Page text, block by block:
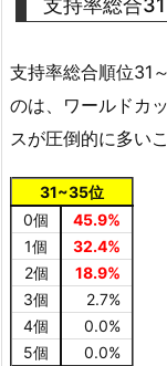
支持率総合順位31
のは、ワールドカ
スが圧倒的に多い
31~35位
0個
45.9%
1個
32.4%
2個
18.9%
3個
2.7%
4個
0.0%
5個
0.0%